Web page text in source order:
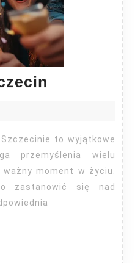
przemyślenia wielu
moment w życiu.
zastanowić się nad